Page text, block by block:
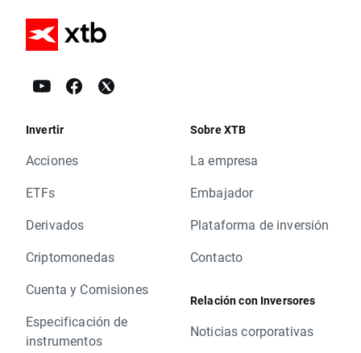
Invertir
Acciones
ETFs
Derivados
Criptomonedas
Cuenta y Comisiones
Especificación de
instrumentos
Sobre XTB
La empresa
Embajador
Plataforma de inversión
Contacto
Relación con Inversores
Noticias corporativas